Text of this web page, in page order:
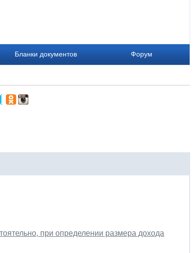
Бланки документов Форум
при определении размера дохода